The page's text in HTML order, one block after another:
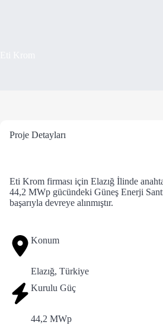
Proje Detayları
Eti Krom firması için Elazığ İlinde
44,2 MWp gücündeki Güneş Enerji
başarıyla devreye alınmıştır.
Konum
Elazığ, Türkiye
Kurulu Güç
44,2 MWp